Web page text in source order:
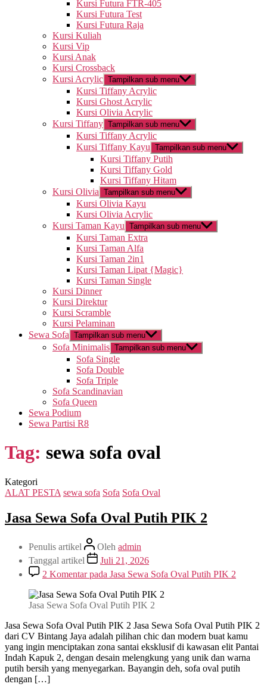
Kursi Futura FTR-405
Kursi Futura Test
Kursi Futura Raja
Kursi Kuliah
Kursi Vip
Kursi Anak
Kursi Crossback
Kursi Acrylic Tampilkan sub menu
Kursi Tiffany Acrylic
Kursi Ghost Acrylic
Kursi Olivia Acrylic
Kursi Tiffany Tampilkan sub menu
Kursi Tiffany Acrylic
Kursi Tiffany Kayu Tampilkan sub menu
Kursi Tiffany Putih
Kursi Tiffany Gold
Kursi Tiffany Hitam
Kursi Olivia Tampilkan sub menu
Kursi Olivia Kayu
Kursi Olivia Acrylic
Kursi Taman Kayu Tampilkan sub menu
Kursi Taman Extra
Kursi Taman Alfa
Kursi Taman 2in1
Kursi Taman Lipat {Magic}
Kursi Taman Single
Kursi Dinner
Kursi Direktur
Kursi Scramble
Kursi Pelaminan
Sewa Sofa Tampilkan sub menu
Sofa Minimalis Tampilkan sub menu
Sofa Single
Sofa Double
Sofa Triple
Sofa Scandinavian
Sofa Queen
Sewa Podium
Sewa Partisi R8
Tag: sewa sofa oval
Kategori
ALAT PESTA sewa sofa Sofa Sofa Oval
Jasa Sewa Sofa Oval Putih PIK 2
Penulis artikel Oleh admin
Tanggal artikel
Juli 21, 2026
2 Komentarpada Jasa Sewa Sofa Oval Putih PIK 2
Jasa Sewa Sofa Oval Putih PIK 2
Jasa Sewa Sofa Oval Putih PIK 2 Jasa Sewa Sofa Oval Putih PIK 2
dari CV Bintang Jaya adalah pilihan chic dan modern buat kamu
yang ingin menciptakan zona santai eksklusif di kawasan elit Pantai
Indah Kapuk 2, dengan desain melengkung yang unik dan warna
putih bersih yang menyegarkan. Bayangin deh, sofa oval putih
dengan […]